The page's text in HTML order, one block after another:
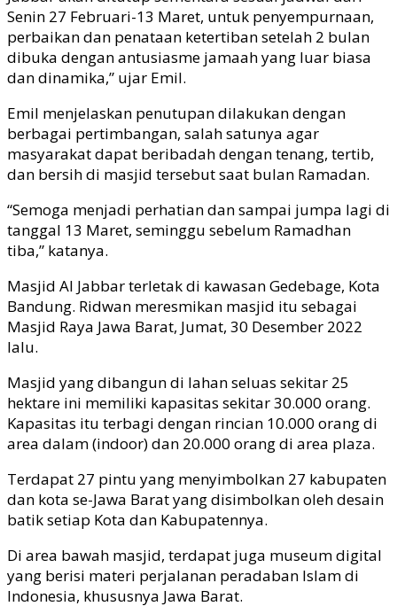
Senin 27 Februari-13 Maret, untuk penyempurnaan,
perbaikan dan penataan ketertiban setelah 2 bulan
dibuka dengan antusiasme jamaah yang luar biasa
dan dinamika,” ujar Emil.
Emil menjelaskan penutupan dilakukan dengan
berbagai pertimbangan, salah satunya agar
masyarakat dapat beribadah dengan tenang, tertib,
dan bersih di masjid tersebut saat bulan Ramadan.
“Semoga menjadi perhatian dan sampai jumpa lagi di
tanggal 13 Maret, seminggu sebelum Ramadhan
tiba,” katanya.
Masjid Al Jabbar terletak di kawasan Gedebage, Kota
Bandung. Ridwan meresmikan masjid itu sebagai
Masjid Raya Jawa Barat, Jumat, 30 Desember 2022
lalu.
Masjid yang dibangun di lahan seluas sekitar 25
hektare ini memiliki kapasitas sekitar 30.000 orang.
Kapasitas itu terbagi dengan rincian 10.000 orang di
area dalam (indoor) dan 20.000 orang di area plaza.
Terdapat 27 pintu yang menyimbolkan 27 kabupaten
dan kota se-Jawa Barat yang disimbolkan oleh desain
batik setiap Kota dan Kabupatennya.
Di area bawah masjid, terdapat juga museum digital
yang berisi materi perjalanan peradaban Islam di
Indonesia, khususnya Jawa Barat.